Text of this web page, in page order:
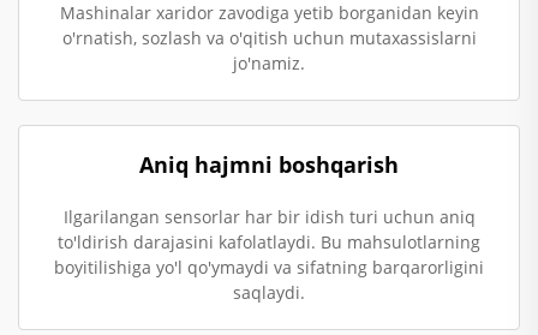
Mashinalar xaridor zavodiga yetib borganidan keyin
o'rnatish, sozlash va o'qitish uchun mutaxassislarni
jo'namiz.
Aniq hajmni boshqarish
Ilgarilangan sensorlar har bir idish turi uchun aniq
to'ldirish darajasini kafolatlaydi. Bu mahsulotlarning
boyitilishiga yo'l qo'ymaydi va sifatning barqarorligini
saqlaydi.